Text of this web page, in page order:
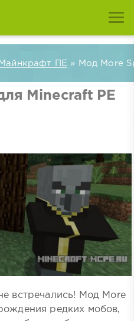
ПЕ » Мод More
Minecraft PE
встречались! Мод More
редких мобов,